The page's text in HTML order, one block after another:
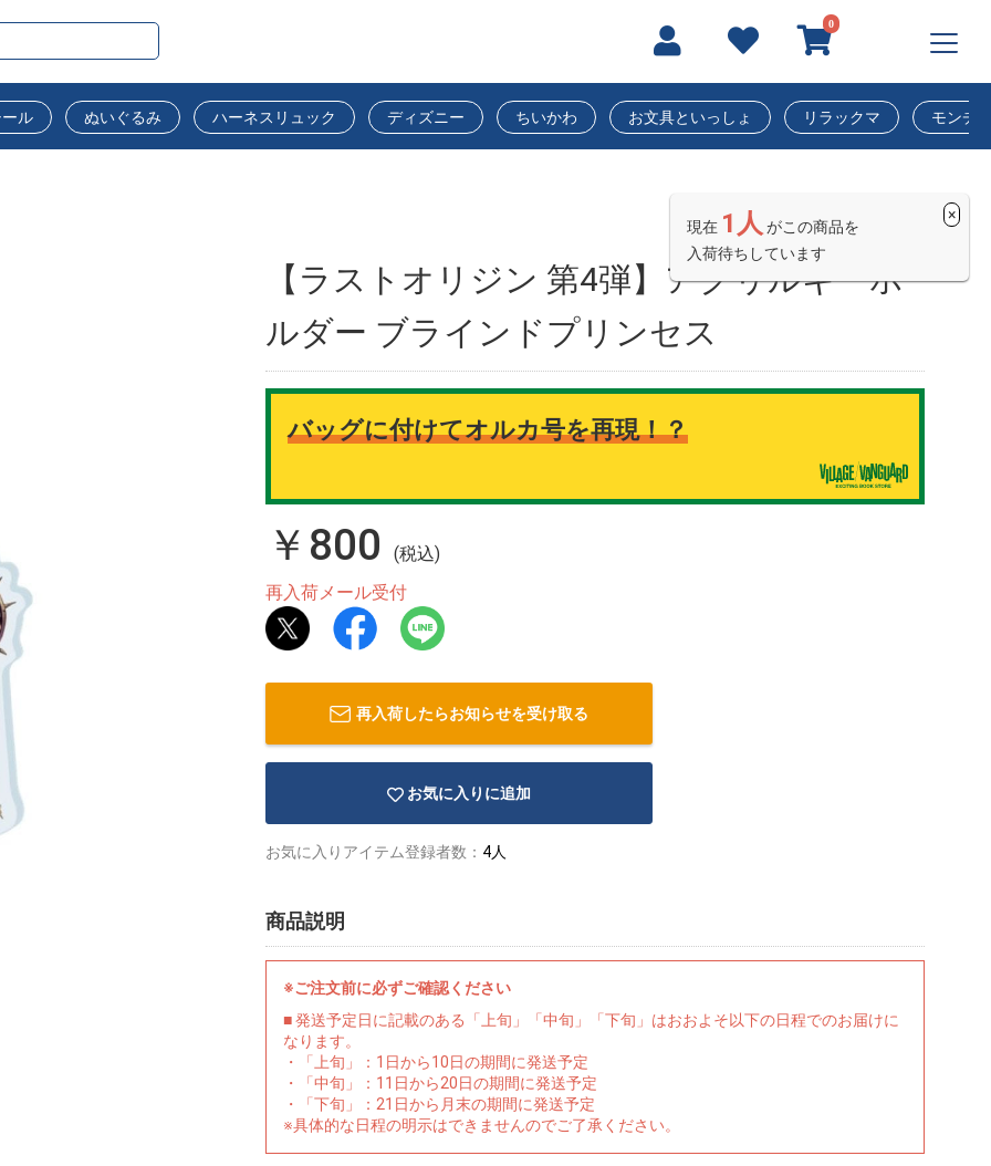
0
ル ぬいぐるみ ハーネスリュック ディズニー ちいかわ お文具といっしょ リラックマ モンチ
現在 1人 がこの商品を
入荷待ちしています
×
【ラストオリジン 第4弾】アクリルキーホ
ルダー ブラインドプリンセス
バッグに付けてオルカ号を再現！？
￥800
(税込)
再入荷メール受付
再入荷したらお知らせを受け取る
お気に入りに追加
お気に入りアイテム登録者数： 4人
商品説明
※ご注文前に必ずご確認ください
■ 発送予定日に記載のある「上旬」「中旬」「下旬」はおおよそ以下の日程でのお届けに
なります。
・「上旬」：1日から10日の期間に発送予定
・「中旬」：11日から20日の期間に発送予定
・「下旬」：21日から月末の期間に発送予定
※具体的な日程の明示はできませんのでご了承ください。